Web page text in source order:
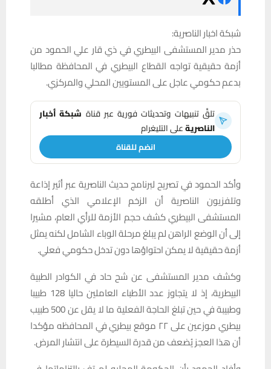
شبكة اخبار الناصرية:
حذر مدير المستشفى البيطري في ذي قار علي الحمود من
أزمة حقيقية تواجه القطاع البيطري في المحافظة مطالبا
بدعم حكومي عاجل على المستويين المحلي والمركزي.
تلقَّ تنبيهات وتحديثات فورية عبر قناة شبكة أخبار
الناصريةعلى التليغرام
انضم للقناة
وأكد الحمود في تصريح لبرنامج حديث الناصرية عبر أثير إذاعة
وتلفزيون الناصرية أن الزخم الإعلامي الذي أطلقه
المستشفى البيطري كشف حجم الأزمة للرأي العام، مشيرا
إلى أن الوضع الراهن لم يبلغ مرحلة الوباء الشامل لكنه يمثل
أزمة حقيقية لا يمكن احتواؤها دون تدخل حكومي فعلي.
وكشف مدير المستشفى عن شح حاد في الكوادر الطبية
البيطرية، إذ لا يتجاوز عدد الأطباء العاملين حاليا 128 طبيبا
وطبيبة في حين تبلغ الحاجة الفعلية ما لا يقل عن 500 طبيب
بيطري موزعين على ٢٢ موقع بيطري في المحافظه مؤكدا
أن هذا العجز يُضعف من قدرة السيطرة على انتشار المرض.